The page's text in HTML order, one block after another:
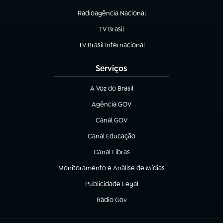
Radioagência Nacional
(abre em nova aba)
TV Brasil
(abre em nova aba)
TV Brasil Internacional
(abre em nova aba)
Serviços
A Voz do Brasil
(abre em nova aba)
Agência GOV
(abre em nova aba)
Canal GOV
(abre em nova aba)
Canal Educação
(abre em nova aba)
Canal Libras
(abre em nova aba)
Monitoramento e Análise de Mídias
(abre em nova aba)
Publicidade Legal
(abre em nova aba)
Rádio Gov
(abre em nova aba)